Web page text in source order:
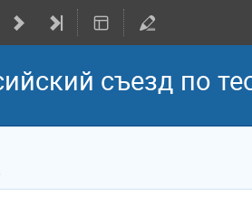
съезд по